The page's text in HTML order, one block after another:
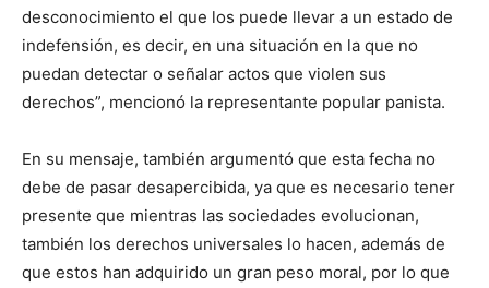
desconocimiento el que los puede llevar a un estado de
indefensión, es decir, en una situación en la que no
puedan detectar o señalar actos que violen sus
derechos”, mencionó la representante popular panista.
En su mensaje, también argumentó que esta fecha no
debe de pasar desapercibida, ya que es necesario tener
presente que mientras las sociedades evolucionan,
también los derechos universales lo hacen, además de
que estos han adquirido un gran peso moral, por lo que